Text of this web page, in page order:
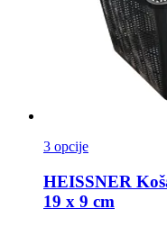
3 opcije
HEISSNER
19 x 9 cm